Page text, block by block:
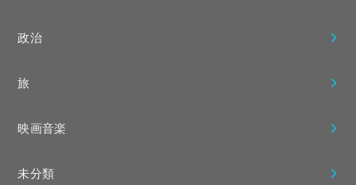
政治
旅
映画音楽
未分類